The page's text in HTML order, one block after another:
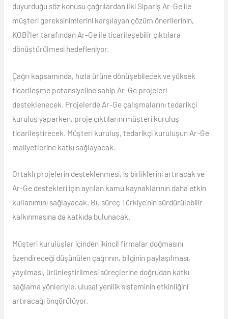
duyurduğu söz konusu çağrılardan ilki Sipariş Ar-Ge ile
müşteri gereksinimlerini karşılayan çözüm önerilerinin,
KOBİ’ler tarafından Ar-Ge ile ticarileşebilir çıktılara
dönüştürülmesi hedefleniyor.
Çağrı kapsamında, hızla ürüne dönüşebilecek ve yüksek
ticarileşme potansiyeline sahip Ar-Ge projeleri
desteklenecek. Projelerde Ar-Ge çalışmalarını tedarikçi
kuruluş yaparken, proje çıktılarını müşteri kuruluş
ticarileştirecek. Müşteri kuruluş, tedarikçi kuruluşun Ar-Ge
maliyetlerine katkı sağlayacak.
Ortaklı projelerin desteklenmesi, iş birliklerini artıracak ve
Ar-Ge destekleri için ayrılan kamu kaynaklarının daha etkin
kullanımını sağlayacak. Bu süreç Türkiye’nin sürdürülebilir
kalkınmasına da katkıda bulunacak.
Müşteri kuruluşlar içinden ikincil firmalar doğmasını
özendireceği düşünülen çağrının, bilginin paylaşılması,
yayılması, ürünleştirilmesi süreçlerine doğrudan katkı
sağlama yönleriyle, ulusal yenilik sisteminin etkinliğini
artıracağı öngörülüyor.